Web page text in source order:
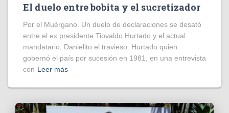
El duelo entre bobita y el sucretizador
Por el Muérgano. Un duelo de declaraciones se desató
entre el ex presidente Tiovaldo Hurtado y el actual
mandatario, Danielito el travieso. Hurtado quien
gobernó el país por sucesión en 1981, en una entrevista
con Leer más